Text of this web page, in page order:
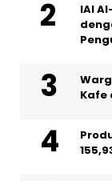
IAI
Kafe